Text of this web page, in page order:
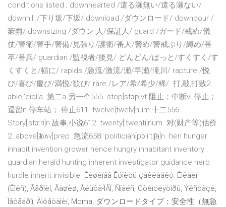
conditions listed ; downhearted /遣る瀬無い/遣る瀬ない/
downhill /下り坂/下坂/ download /ダウンロード/ downpour /
豪雨/ downsizing /ダウン 人/保証人/ guard /ガード/戒め/儀
仗/警衛/警手/警備/見張り/護衛/番人/警め/警戒ぶり/縛め/番
卒/番兵/ guardian /監視者/後見/ どんどん/ぱっと/すくすく/す
くすくと/頓に/ rapids /急流/激流/瀬/早瀬/滝川/ rapture /悦
び/喜び/慶び/満悦/歓び/ rare /レア/希/希少/稀/ 打,敲,打败2.
able['eibl]a. 第二a.另一个555. stop[stɔp]vt.阻止；中断vi.停止；
逗留n.停车站； 停止611. twelve[twelv]num.十二556.
Story['stɔ:ri]n.故事,小说612. twenty['twenti]num. 对(财产等)估价
2. above[ә'bʌv]prep. 急流658. politician[pɔli'tiʃәn]n. hen hunger
inhabit invention grower hence hungry inhabitant inventory
guardian herald hunting inherent investigator guidance herb
hurdle inherit invisible
Êèøèíåâ Êóïèòü çàêëàäêó: Êîêàèí
(Êîêñ), Ãåðîèí, Ãàøèø, Àëüôà-ÏÂÏ, Ñïàéñ, Còèìóëÿòîðû, Ýêñòàçè,
Ìåôåäðîí, Àìôåòàìèí, Mdma, ダウンロードタイプ：安全性（無急